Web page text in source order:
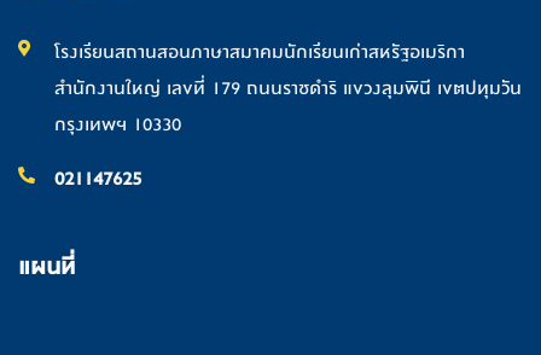
โรงเรียนสถานสอนภาษาสมาคมนักเรียนเก่าสหรัฐอเมริกา
สำนักงานใหญ่ เลขที่ 179 ถนนราชดำริ แขวงลุมพินี เขตปทุมวัน
กรุงเทพฯ 10330
021147625
แผนที่